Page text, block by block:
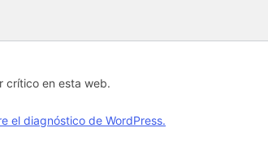
crítico en esta web.
el diagnóstico de WordPress.